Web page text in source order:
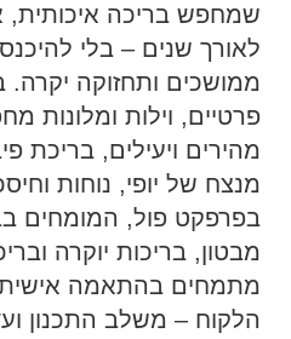
שמחפש בריכה איכותית,
לאורך שנים – בלי
ממושכים ותחזוקה יקרה.
פרטיים, וילות ומלונות
מהירים ויעילים, בריכת
מנצח של יופי, נוחות
בפרפקט פול, המומחים
מבטון, בריכות יוקרה
מתמחים בהתאמה אישית
הלקוח – משלב התכנון